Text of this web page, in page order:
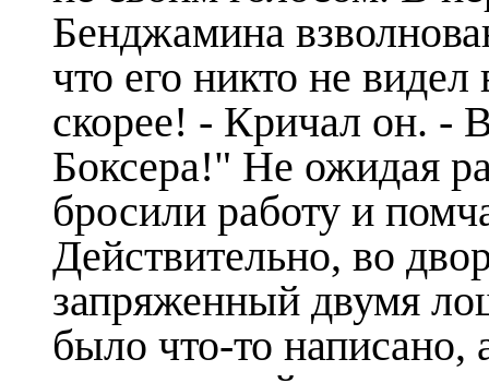
Бенджамина
что его никто не
скорее! - Кричал он. -
Боксера!" Не ожидая
бросили работу и
Действительно, во
запряженный двумя
было что-то написано,